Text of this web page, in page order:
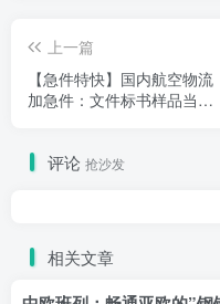
上一篇
【急件特快】国内航空物流
加急件：文件标书样品当日
评论 抢沙发
相关文章